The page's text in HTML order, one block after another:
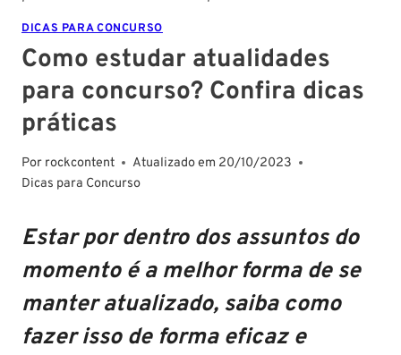
DICAS PARA CONCURSO
Como estudar atualidades
para concurso? Confira dicas
práticas
Por rockcontent Atualizado em 20/10/2023
Dicas para Concurso
Estar por dentro dos assuntos do
momento é a melhor forma de se
manter atualizado, saiba como
fazer isso de forma eficaz e